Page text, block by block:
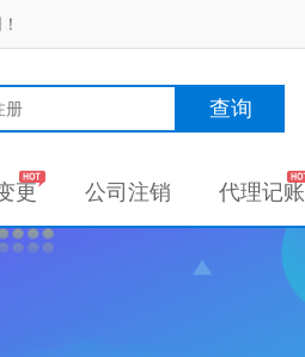
查询
更 公司注销 代理记账